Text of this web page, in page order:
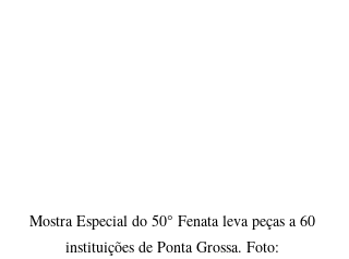
Mostra Especial do 50° Fenata leva peças a 60
instituições de Ponta Grossa. Foto: